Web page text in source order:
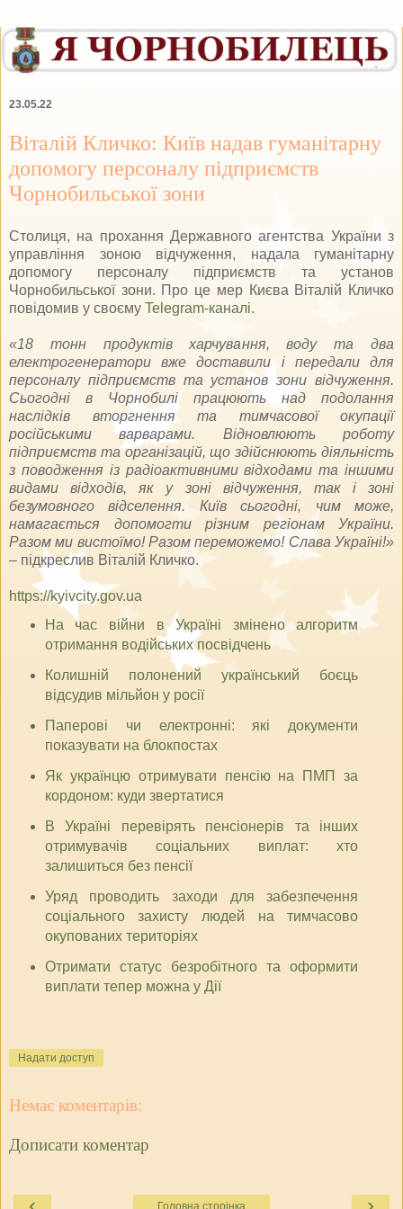
23.05.22
Віталій Кличко: Київ надав гуманітарну
допомогу персоналу підприємств
Чорнобильської зони
Столиця, на прохання Державного агентства України з
управління зоною відчуження, надала гуманітарну
допомогу персоналу підприємств та установ
Чорнобильської зони. Про це мер Києва Віталій Кличко
повідомив у своєму Telegram-каналі.
«18 тонн продуктів харчування, воду та два
електрогенератори вже доставили і передали для
персоналу підприємств та установ зони відчуження.
Сьогодні в Чорнобилі працюють над подолання
наслідків вторгнення та тимчасової окупації
російськими варварами. Відновлюють роботу
підприємств та організацій, що здійснюють діяльність
з поводження із радіоактивними відходами та іншими
видами відходів, як у зоні відчуження, так і зоні
безумовного відселення. Київ сьогодні, чим може,
намагається допомогти різним регіонам України.
Разом ми вистоїмо! Разом переможемо! Слава Україні!»
– підкреслив Віталій Кличко.
https://kyivcity.gov.ua
На час війни в Україні змінено алгоритм
отримання водійських посвідчень
Колишній полонений український боєць
відсудив мільйон у росії
Паперові чи електронні: які документи
показувати на блокпостах
Як українцю отримувати пенсію на ПМП за
кордоном: куди звертатися
В Україні перевірять пенсіонерів та інших
отримувачів соціальних виплат: хто
залишиться без пенсії
Уряд проводить заходи для забезпечення
соціального захисту людей на тимчасово
окупованих територіях
Отримати статус безробітного та оформити
виплати тепер можна у Дії
Надати доступ
Немає коментарів:
Дописати коментар
Головна сторінка